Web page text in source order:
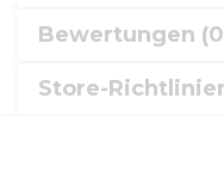
Bewertungen
Store-